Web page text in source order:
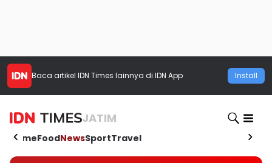
Baca artikel IDN Times lainnya di IDN App Install
JATIM
HomeFoodNewsSportTravel